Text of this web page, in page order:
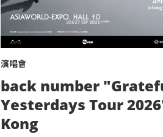
演唱會
back number
Yesterdays Tour
Kong